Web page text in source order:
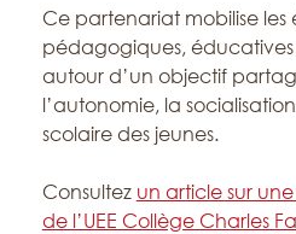
Ce partenariat mobilise les
pédagogiques,
autour d’un objectif
l’autonomie, la
scolaire des jeunes.
Consultez un article sur
de l’UEE Collège Charles